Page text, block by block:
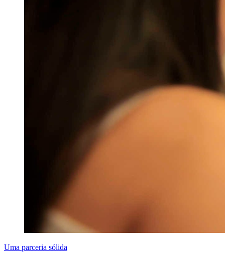
Uma parceria sólida